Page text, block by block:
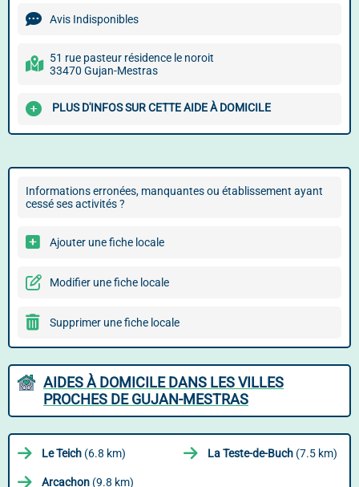
Avis Indisponibles
51 rue pasteur résidence le noroit
33470 Gujan-Mestras
PLUS D'INFOS SUR CETTE AIDE À DOMICILE
Informations erronées, manquantes ou établissement ayant
cessé ses activités ?
Ajouter une fiche locale
Modifier une fiche locale
Supprimer une fiche locale
AIDES À DOMICILE DANS LES VILLES
PROCHES DE GUJAN-MESTRAS
Le Teich (6.8 km) La Teste-de-Buch (7.5 km)
Arcachon (9.8 km)